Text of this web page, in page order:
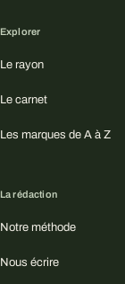
Explorer
Le rayon
Le carnet
Les marques de A à Z
La rédaction
Notre méthode
Nous écrire